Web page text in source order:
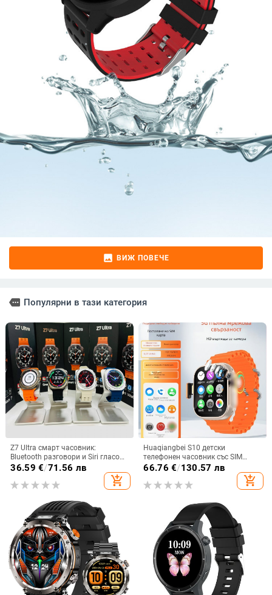
image ВИЖ ПОВЕЧЕ
more Популярни в тази категория
Z7 Ultra смарт часовник:
Bluetooth разговори и Siri гласов
асистент, AMOLED 44mm,
алуминиев корпус, мониторинг
на сърдечен ритъм, кръвно,
съня, Bluetooth
36.59 €/71.56 лв
add_shopping_cart
Huaqiangbei S10 детски
телефонен часовник със SIM
карта, водоустойчив, камера,
микро чат, смарт часовник
66.76 €/130.57 лв
add_shopping_cart